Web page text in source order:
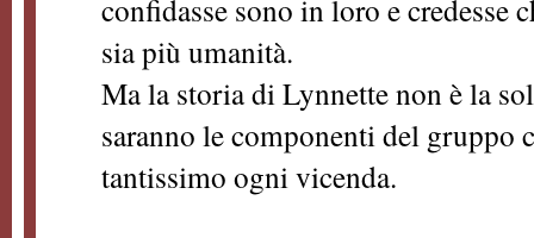
confidasse sono in loro e
sia più umanità.
Ma la storia di Lynnette non è la
saranno le componenti del gruppo
tantissimo ogni vicenda.